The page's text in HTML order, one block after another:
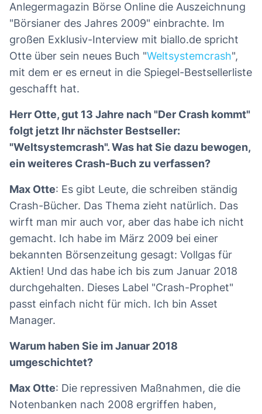
Anlegermagazin Börse Online die Auszeichnung
"Börsianer des Jahres 2009" einbrachte. Im
großen Exklusiv-Interview mit biallo.de spricht
Otte über sein neues Buch "Weltsystemcrash",
mit dem er es erneut in die Spiegel-Bestsellerliste
geschafft hat.
Herr Otte, gut 13 Jahre nach "Der Crash kommt"
folgt jetzt Ihr nächster Bestseller:
"Weltsystemcrash". Was hat Sie dazu bewogen,
ein weiteres Crash-Buch zu verfassen?
Max Otte: Es gibt Leute, die schreiben ständig
Crash-Bücher. Das Thema zieht natürlich. Das
wirft man mir auch vor, aber das habe ich nicht
gemacht. Ich habe im März 2009 bei einer
bekannten Börsenzeitung gesagt: Vollgas für
Aktien! Und das habe ich bis zum Januar 2018
durchgehalten. Dieses Label "Crash-Prophet"
passt einfach nicht für mich. Ich bin Asset
Manager.
Warum haben Sie im Januar 2018
umgeschichtet?
Max Otte: Die repressiven Maßnahmen, die die
Notenbanken nach 2008 ergriffen haben,